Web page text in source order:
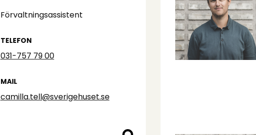
Förvaltningsassistent
TELEFON
031-757 79 00
MAIL
camilla.tell@sverigehuset.se